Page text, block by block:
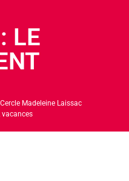
LE
Cercle Madeleine Laissac
vacances